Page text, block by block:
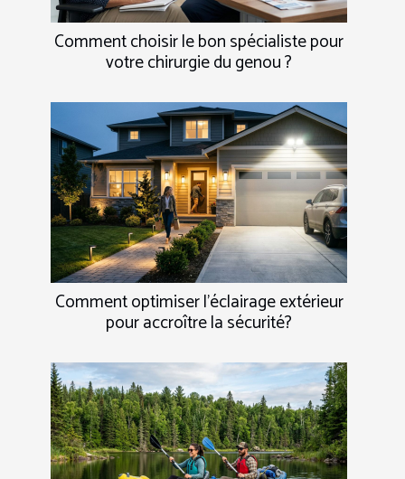
Comment choisir le bon spécialiste pour
votre chirurgie du genou ?
Comment optimiser l'éclairage extérieur
pour accroître la sécurité?